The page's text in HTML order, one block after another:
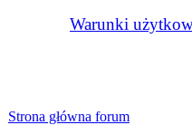
Warunki
Strona główna forum